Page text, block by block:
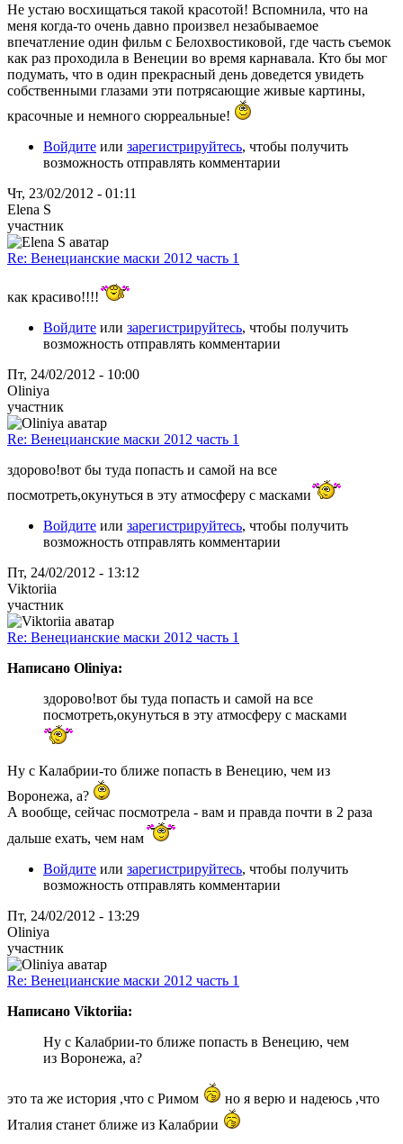
Не устаю восхищаться такой красотой! Вспомнила, что на
меня когда-то очень давно произвел незабываемое
впечатление один фильм с Белохвостиковой, где часть съемок
как раз проходила в Венеции во время карнавала. Кто бы мог
подумать, что в один прекрасный день доведется увидеть
собственными глазами эти потрясающие живые картины,
красочные и немного сюрреальные!
Войдите или зарегистрируйтесь, чтобы получить
возможность отправлять комментарии
Чт, 23/02/2012 - 01:11
Elena S
участник
Re: Венецианские маски 2012 часть 1
как красиво!!!!
Войдите или зарегистрируйтесь, чтобы получить
возможность отправлять комментарии
Пт, 24/02/2012 - 10:00
Oliniya
участник
Re: Венецианские маски 2012 часть 1
здорово!вот бы туда попасть и самой на все
посмотреть,окунуться в эту атмосферу с масками
Войдите или зарегистрируйтесь, чтобы получить
возможность отправлять комментарии
Пт, 24/02/2012 - 13:12
Viktoriia
участник
Re: Венецианские маски 2012 часть 1
Написано Oliniya:
здорово!вот бы туда попасть и самой на все
посмотреть,окунуться в эту атмосферу с масками
Ну с Калабрии-то ближе попасть в Венецию, чем из
Воронежа, а?
А вообще, сейчас посмотрела - вам и правда почти в 2 раза
дальше ехать, чем нам
Войдите или зарегистрируйтесь, чтобы получить
возможность отправлять комментарии
Пт, 24/02/2012 - 13:29
Oliniya
участник
Re: Венецианские маски 2012 часть 1
Написано Viktoriia:
Ну с Калабрии-то ближе попасть в Венецию, чем
из Воронежа, а?
это та же история ,что с Римом
но я верю и надеюсь ,что
Италия станет ближе из Калабрии